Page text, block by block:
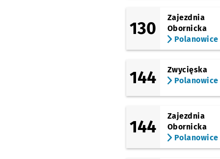
Psary - Szkoła NŻ
Szymanów - Skrzyż.
Szymanów - Widawska
Szymanów - Letnia
Szymanów - Pętla
130
Zajezdnia
Obornicka
Polanowice
144
Zwycięska
Polanowice
144
Zajezdnia
Obornicka
Polanowice